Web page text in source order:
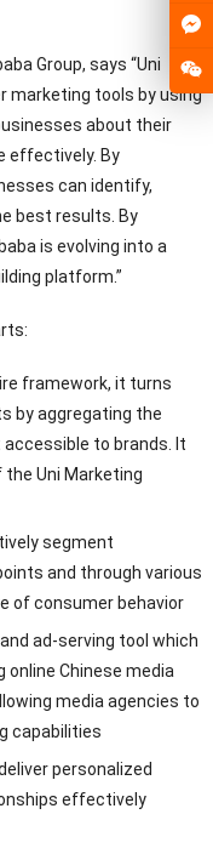
Group, says “Uni
tools by using
about their
effectively. By
can identify,
best results. By
is evolving into a
platform.”
:
framework, it turns
by aggregating the
accessible to brands
It
Uni Marketing
segment
and through various
of consumer behavior
ad-serving tool which
Chinese media
media agencies to
capabilities
personalized
effectively